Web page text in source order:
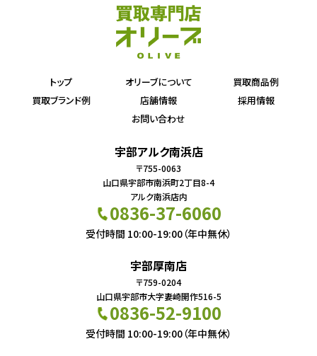
トップ オリーブについて
買取商品例
買取ブランド例
店舗情報
採用情報
お問い合わせ
宇部アルク南浜店
〒755-0063
山口県宇部市南浜町2丁目8-4
アルク南浜店内
0836-37-6060
受付時間 10:00-19:00（年中無休）
宇部厚南店
〒759-0204
山口県宇部市大字妻崎開作516-5
0836-52-9100
受付時間 10:00-19:00（年中無休）